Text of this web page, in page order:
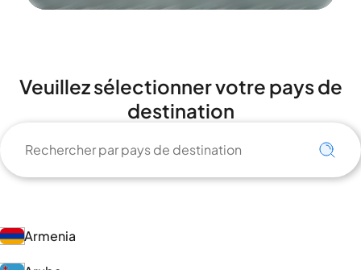
Veuillez sélectionner votre pays de
destination
Armenia